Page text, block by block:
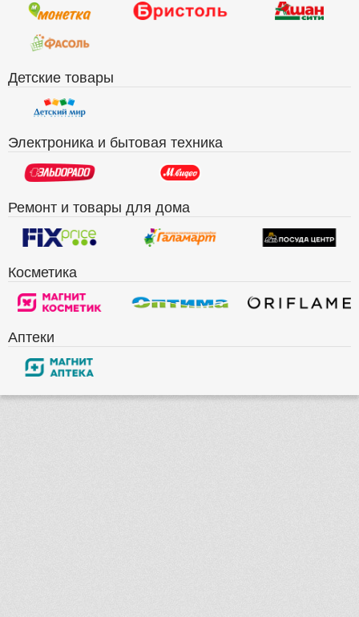
Детские товары
Электроника и бытовая техника
Ремонт и товары для дома
Косметика
Аптеки